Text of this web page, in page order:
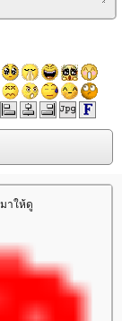
าให้ดู